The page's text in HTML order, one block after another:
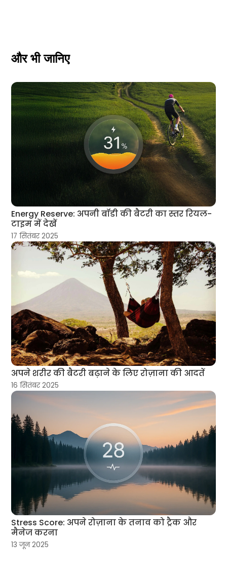
और भी जानिए
Energy Reserve: अपनी बॉडी की बैटरी का स्तर रियल-
टाइम में देखें
17 सितंबर 2025
अपने शरीर की बैटरी बढ़ाने के लिए रोज़ाना की आदतें
16 सितंबर 2025
Stress Score: अपने रोज़ाना के तनाव को ट्रैक और
मैनेज करना
13 जून 2025